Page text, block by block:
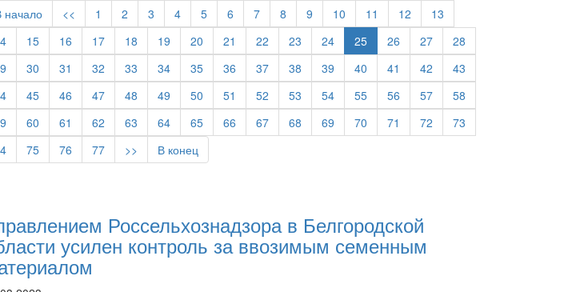
начало << 1 2 3 4 5 6 7 8 9 10 11 12
13
15 16 17 18 19 20 21 22 23 24 25 26 27
28
30 31 32 33 34 35 36 37 38 39 40 41 42
43
45 46 47 48 49 50 51 52 53 54 55 56 57
58
60 61 62 63 64 65 66 67 68 69 70 71 72
73
75 76 77 >> В конец
Россельхознадзора в Белгородской
усилен контроль за ввозимым семенным